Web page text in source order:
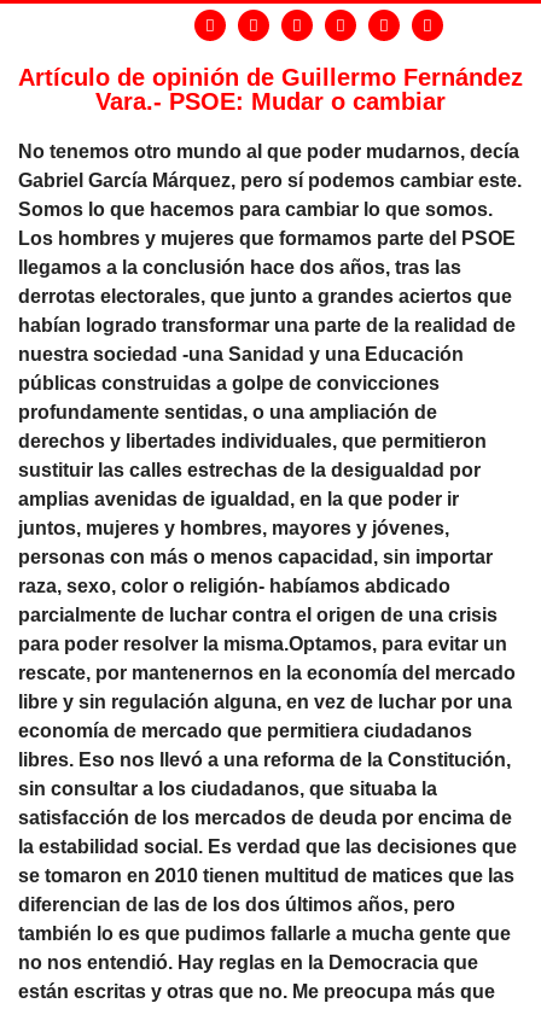
Artículo de opinión de Guillermo Fernández
Vara.- PSOE: Mudar o cambiar
No tenemos otro mundo al que poder mudarnos, decía
Gabriel García Márquez, pero sí podemos cambiar este.
Somos lo que hacemos para cambiar lo que somos.
Los hombres y mujeres que formamos parte del PSOE
llegamos a la conclusión hace dos años, tras las
derrotas electorales, que junto a grandes aciertos que
habían logrado transformar una parte de la realidad de
nuestra sociedad -una Sanidad y una Educación
públicas construidas a golpe de convicciones
profundamente sentidas, o una ampliación de
derechos y libertades individuales, que permitieron
sustituir las calles estrechas de la desigualdad por
amplias avenidas de igualdad, en la que poder ir
juntos, mujeres y hombres, mayores y jóvenes,
personas con más o menos capacidad, sin importar
raza, sexo, color o religión- habíamos abdicado
parcialmente de luchar contra el origen de una crisis
para poder resolver la misma.Optamos, para evitar un
rescate, por mantenernos en la economía del mercado
libre y sin regulación alguna, en vez de luchar por una
economía de mercado que permitiera ciudadanos
libres. Eso nos llevó a una reforma de la Constitución,
sin consultar a los ciudadanos, que situaba la
satisfacción de los mercados de deuda por encima de
la estabilidad social. Es verdad que las decisiones que
se tomaron en 2010 tienen multitud de matices que las
diferencian de las de los dos últimos años, pero
también lo es que pudimos fallarle a mucha gente que
no nos entendió. Hay reglas en la Democracia que
están escritas y otras que no. Me preocupa más que